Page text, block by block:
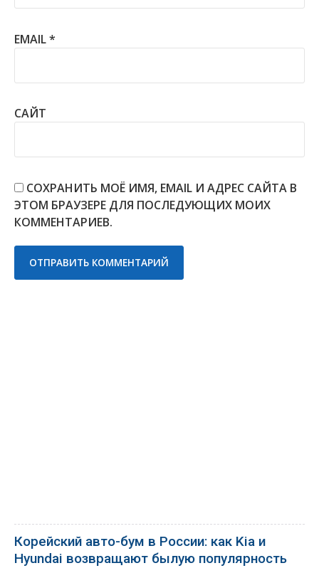
EMAIL*
САЙТ
СОХРАНИТЬ МОЁ ИМЯ, EMAIL И АДРЕС САЙТА В
ЭТОМ БРАУЗЕРЕ ДЛЯ ПОСЛЕДУЮЩИХ МОИХ
КОММЕНТАРИЕВ.
Корейский авто-бум в России: как Kia и
Hyundai возвращают былую популярность